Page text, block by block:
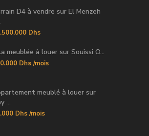
D4 à vendre sur El Menzeh
Dhs
meublée à louer sur Souissi O...
Dhs /mois
meublé à louer sur
...
Dhs /mois